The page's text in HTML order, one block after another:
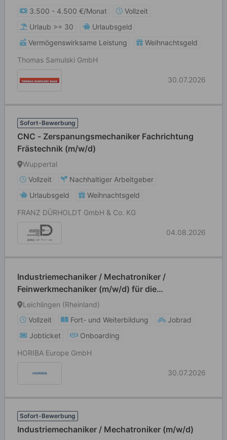
3.500 - 4.500 €/Monat
Vollzeit
Urlaub >= 30
Urlaubsgeld
Vermögenswirksame Leistung
Weihnachtsgeld
Thomas Samulski GmbH
30.07.2026
Sofort-Bewerbung
CNC - Zerspanungsmechaniker Fachrichtung
Frästechnik (m/w/d)
Wuppertal
Vollzeit
Nachhaltiger Arbeitgeber
Urlaubsgeld
Weihnachtsgeld
FRANZ DÜRHOLDT GmbH & Co. KG
04.08.2026
Industriemechaniker / Mechatroniker /
Feinwerkmechaniker (m/w/d) für die
Gerätemontage
Leichlingen (Rheinland)
Vollzeit
Fort- und Weiterbildung
Jobrad
Jobticket
Onboarding
HORIBA Europe GmbH
30.07.2026
Sofort-Bewerbung
Industriemechaniker / Mechatroniker (m/w/d)